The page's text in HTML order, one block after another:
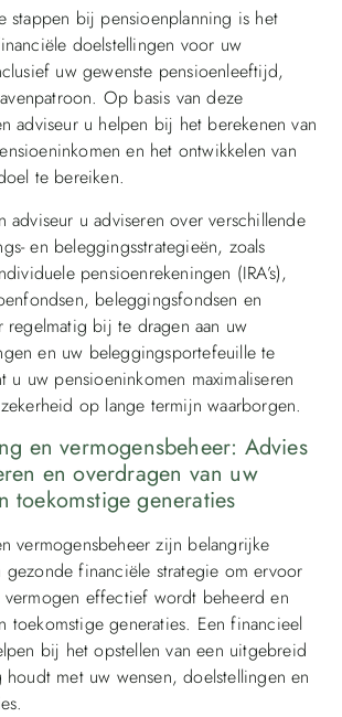
stappen bij pensioenplanning is het
doelstellingen voor uw
uw gewenste pensioenleeftijd,
Op basis van deze
adviseur u helpen bij het berekenen van
en het ontwikkelen van
te bereiken.
adviseur u adviseren over verschillende
en beleggingsstrategieën, zoals
pensioenrekeningen (IRA’s),
beleggingsfondsen en
regelmatig bij te dragen aan uw
en uw beleggingsportefeuille te
u uw pensioeninkomen maximaliseren
op lange termijn waarborgen.
en vermogensbeheer: Advies
en overdragen van uw
toekomstige generaties
vermogensbeheer zijn belangrijke
gezonde financiële strategie om ervoor
effectief wordt beheerd en
toekomstige generaties. Een financieel
bij het opstellen van een uitgebreid
houdt met uw wensen, doelstellingen en